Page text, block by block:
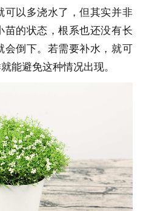
可以多浇水了，但其实并非
苗的状态，根系也还没有长
会倒下。若需要补水，就可
能避免这种情况出现。